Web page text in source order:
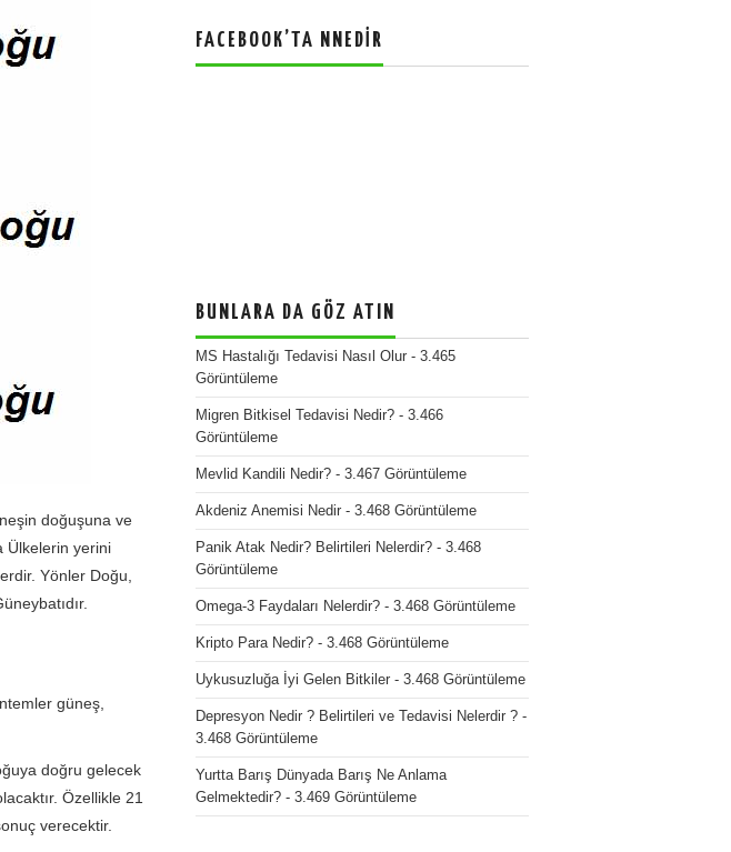
doğuşuna ve
Ülkelerin yerini
Yönler Doğu,
güneş,
doğru gelecek
Özellikle 21
verecektir.
FACEBOOK’TA NNEDIR
BUNLARA DA GÖZ ATIN
MS Hastalığı Tedavisi Nasıl Olur - 3.465
Görüntüleme
Migren Bitkisel Tedavisi Nedir? - 3.466
Görüntüleme
Mevlid Kandili Nedir? - 3.467 Görüntüleme
Akdeniz Anemisi Nedir - 3.468 Görüntüleme
Panik Atak Nedir? Belirtileri Nelerdir? - 3.468
Görüntüleme
Omega-3 Faydaları Nelerdir? - 3.468 Görüntüleme
Kripto Para Nedir? - 3.468 Görüntüleme
Uykusuzluğa İyi Gelen Bitkiler - 3.468 Görüntüleme
Depresyon Nedir ? Belirtileri ve Tedavisi Nelerdir ? -
3.468 Görüntüleme
Yurtta Barış Dünyada Barış Ne Anlama
Gelmektedir? - 3.469 Görüntüleme